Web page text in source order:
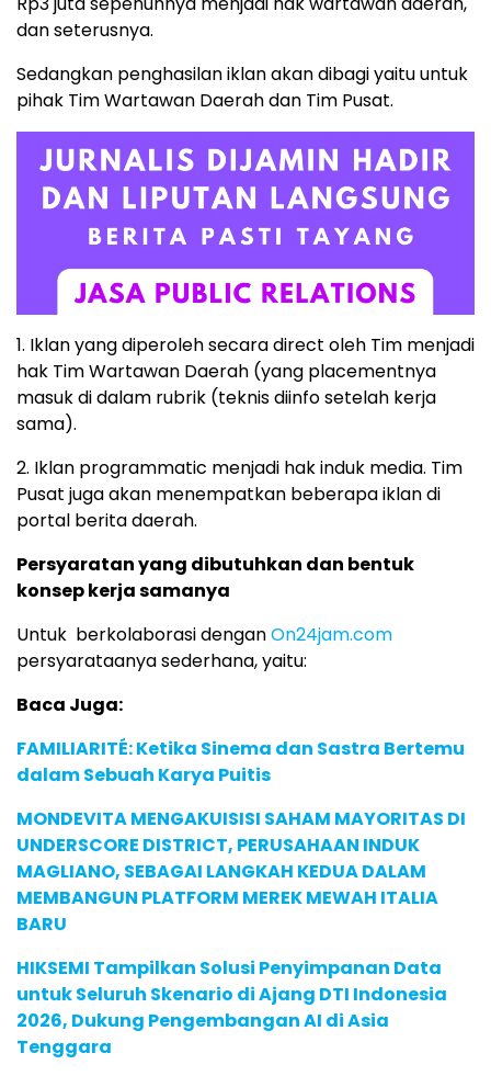
dan seterusnya.
Sedangkan penghasilan iklan akan dibagi yaitu untuk
pihak Tim Wartawan Daerah dan Tim Pusat.
1. Iklan yang diperoleh secara direct oleh Tim menjadi
hak Tim Wartawan Daerah (yang placementnya
masuk di dalam rubrik (teknis diinfo setelah kerja
sama).
2. Iklan programmatic menjadi hak induk media. Tim
Pusat juga akan menempatkan beberapa iklan di
portal berita daerah.
Persyaratan yang dibutuhkan dan bentuk
konsep kerja samanya
Untuk berkolaborasi denganOn24jam.com
persyarataanya sederhana, yaitu:
Baca Juga:
FAMILIARITÉ: Ketika Sinema dan Sastra Bertemu
dalam Sebuah Karya Puitis
MONDEVITA MENGAKUISISI SAHAM MAYORITAS DI
UNDERSCORE DISTRICT, PERUSAHAAN INDUK
MAGLIANO, SEBAGAI LANGKAH KEDUA DALAM
MEMBANGUN PLATFORM MEREK MEWAH ITALIA
BARU
HIKSEMI Tampilkan Solusi Penyimpanan Data
untuk Seluruh Skenario di Ajang DTI Indonesia
2026, Dukung Pengembangan AI di Asia
Tenggara